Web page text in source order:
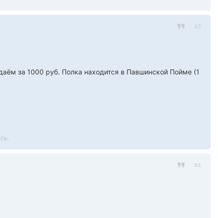
#3
за 1000 руб. Полка находится в Павшинской Пойме (1
#4